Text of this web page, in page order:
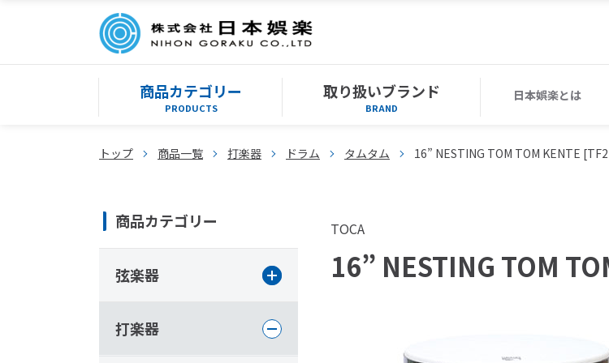
商品カテゴリー
PRODUCTS
取り扱いブランド
BRAND
日本娯楽とは
トップ 商品一覧 打楽器 ドラム タムタム 16” NESTING TOM TOM KENTE
TOCA
16” NESTING TOM
商品カテゴリー
弦楽器
打楽器